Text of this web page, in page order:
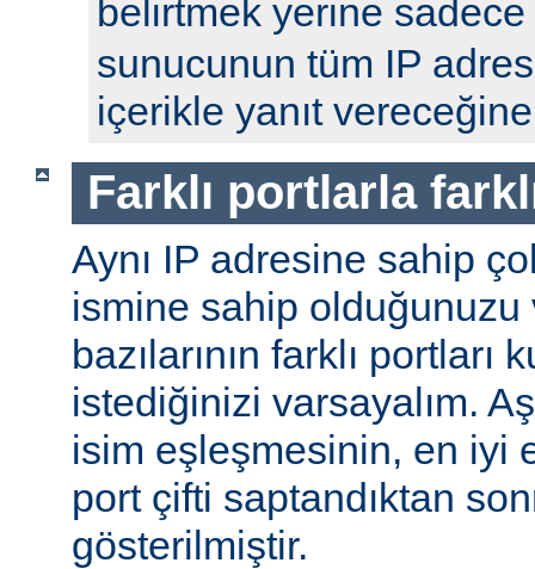
belirtmek yerine sadece
sunucunun tüm IP
içerikle yanıt
Farklı portlarla
Aynı IP adresine sahip
ismine sahip olduğunuzu
bazılarının farklı portları
istediğinizi varsayalım.
isim eşleşmesinin, en iyi
port çifti saptandıktan
gösterilmiştir.